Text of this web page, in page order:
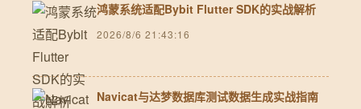
鸿蒙系统适配Bybit Flutter SDK的实战解析
2026/8/6 21:43:16
Navicat与达梦数据库测试数据生成实战指南